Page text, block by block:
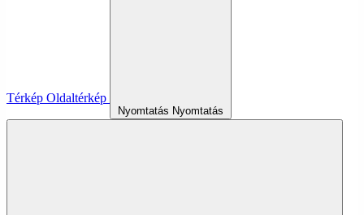
Térkép Oldaltérkép
Nyomtatás Nyomtatás